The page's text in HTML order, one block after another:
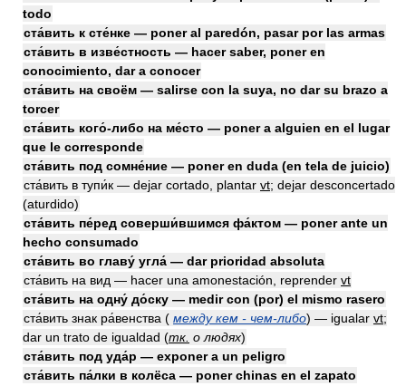
todo
ста́вить к сте́нке — poner al paredón, pasar por las armas
ста́вить в изве́стность — hacer saber, poner en
conocimiento, dar a conocer
ста́вить на своём — salirse con la suya, no dar su brazo a
torcer
ста́вить кого́-либо на ме́сто — poner a alguien en el lugar
que le corresponde
ста́вить под сомне́ние — poner en duda (en tela de juicio)
ста́вить в тупи́к — dejar cortado, plantar vt; dejar desconcertado
(aturdido)
ста́вить пе́ред соверши́вшимся фа́ктом — poner ante un
hecho consumado
ста́вить во главу́ угла́ — dar prioridad absoluta
ста́вить на вид — hacer una amonestación, reprender vt
ста́вить на одну́ до́ску — medir con (por) el mismo rasero
ста́вить знак ра́венства ( между кем - чем-либо) — igualar vt;
dar un trato de igualdad (тк. о людях)
ста́вить под уда́р — exponer a un peligro
ста́вить па́лки в колёса — poner chinas en el zapato